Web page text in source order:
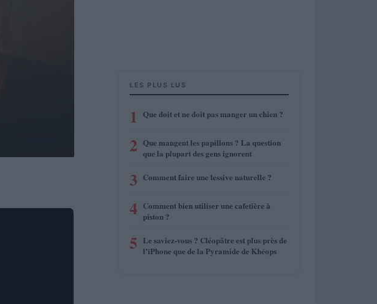
LES PLUS LUS
1 Que doit et ne doit pas manger un chien ?
2 Que mangent les papillons ? La question
que la plupart des gens ignorent
3 Comment faire une lessive naturelle ?
4 Comment bien utiliser une cafetière à
piston ?
5 Le saviez-vous ? Cléopâtre est plus près de
l’iPhone que de la Pyramide de Khéops